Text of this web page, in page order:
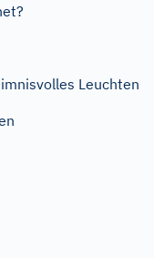
Leuchten